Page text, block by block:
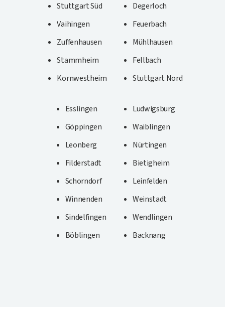
Stuttgart Süd
Vaihingen
Zuffenhausen
Stammheim
Kornwestheim
Degerloch
Feuerbach
Mühlhausen
Fellbach
Stuttgart Nord
Esslingen
Göppingen
Leonberg
Filderstadt
Schorndorf
Winnenden
Sindelfingen
Böblingen
Ludwigsburg
Waiblingen
Nürtingen
Bietigheim
Leinfelden
Weinstadt
Wendlingen
Backnang